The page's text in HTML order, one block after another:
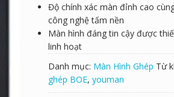
Độ chính xác màn đỉnh cao
công nghệ tấm nền
Màn hình đáng tin cậy được
linh hoạt
Danh mục: Màn Hình Ghép Từ
ghép BOE, youman